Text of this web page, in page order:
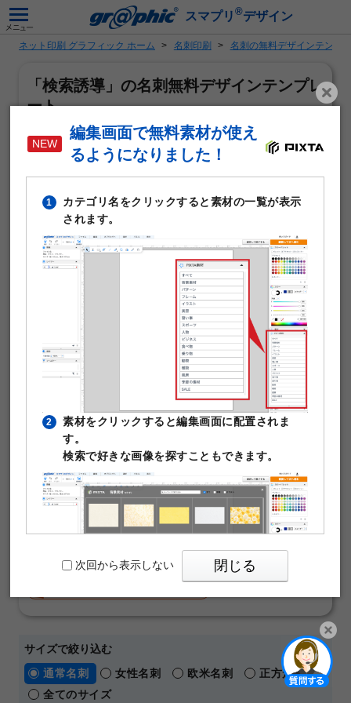
スマプリ ®デザイン
ネット印刷 グラフィック ホーム 名刺印刷 名刺の無料デザインテンプ
「検索誘導」の名刺無料デザインテンプレ
ート
「検索誘導」がテーマの名刺作成に使える無料デザインテ
ンプレートです。写真や文字を入れるだけで本格的な名刺
が作成できます。テンプレート編集は無料。そのまま印刷
注文が可能です。
￥480
通常名刺 オンデマンド 片面モノクロ マットコート180kg
名刺の料金や仕様の詳細はこちら
【 人気の名刺デザインテーマ 】
ショップカード
メッセージカード
サイズで絞り込む
通常名刺
女性名刺 欧米名刺
正方形名刺
全てのサイズ
編集画面で無料素材が使え
るようになりました！
1
カテゴリ名をクリックすると素材の一覧が表示
されます。
2
素材をクリックすると編集画面に配置されま
す。
検索で好きな画像を探すこともできます。
PIXTAの透かし文字は印刷時に消えますのでご
安心ください。
次回から表示しない 閉じる
開く